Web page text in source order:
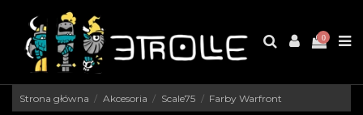
0
Strona główna Akcesoria Scale75 Farby Warfront